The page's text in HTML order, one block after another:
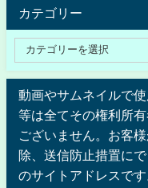
カテゴリー
動画やサムネイルで
等は全てその権利所
ございません。お客
除、送信防止措置に
のサイトアドレスで